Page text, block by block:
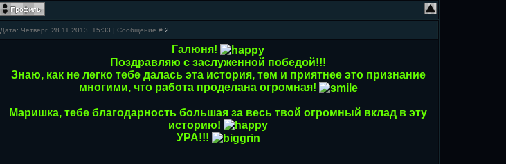
Дата: Четверг, 28.11.2013, 15:33 | Сообщение # 2
Галюня!
Поздравляю с заслуженной победой!!!
Знаю, как не легко тебе далась эта история, тем и приятнее это признание
многими, что работа проделана огромная!
Маришка, тебе благодарность большая за весь твой огромный вклад в эту
историю!
УРА!!!